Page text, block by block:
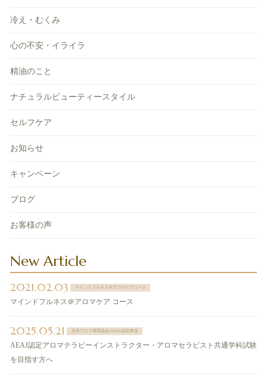
冷え・むくみ
心の不安・イライラ
精油のこと
ナチュラルビューティースタイル
セルフケア
お知らせ
キャンペーン
ブログ
お客様の声
New Article
2021.02.03 マインドフルネス＠アロマケアコース
マインドフルネス＠アロマケア コース
2025.05.21 日本アロマ環境協会(AEAJ)認定教室
AEAJ認定アロマテラピーインストラクター・アロマセラピスト共通学科試験
を目指す方へ